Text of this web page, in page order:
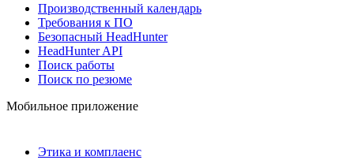
Производственный календарь
Требования к ПО
Безопасный HeadHunter
HeadHunter API
Поиск работы
Поиск по резюме
Мобильное приложение
Этика и комплаенс